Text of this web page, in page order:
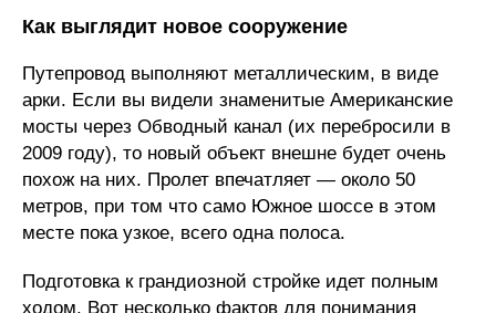
Как выглядит новое сооружение
Путепровод выполняют металлическим, в виде
арки. Если вы видели знаменитые Американские
мосты через Обводный канал (их перебросили в
2009 году), то новый объект внешне будет очень
похож на них. Пролет впечатляет — около 50
метров, при том что само Южное шоссе в этом
месте пока узкое, всего одна полоса.
Подготовка к грандиозной стройке идет полным
ходом. Вот несколько фактов для понимания